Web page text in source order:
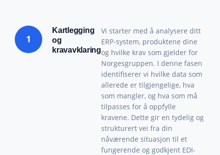
1
Kartlegging
og
kravavklaring
Vi starter med å analysere ditt
ERP-system, produktene dine
og hvilke krav som gjelder for
Norgesgruppen. I denne fasen
identifiserer vi hvilke data som
allerede er tilgjengelige, hva
som mangler, og hva som må
tilpasses for å oppfylle
kravene. Dette gir en tydelig og
strukturert vei fra din
nåværende situasjon til et
fungerende og godkjent EDI-